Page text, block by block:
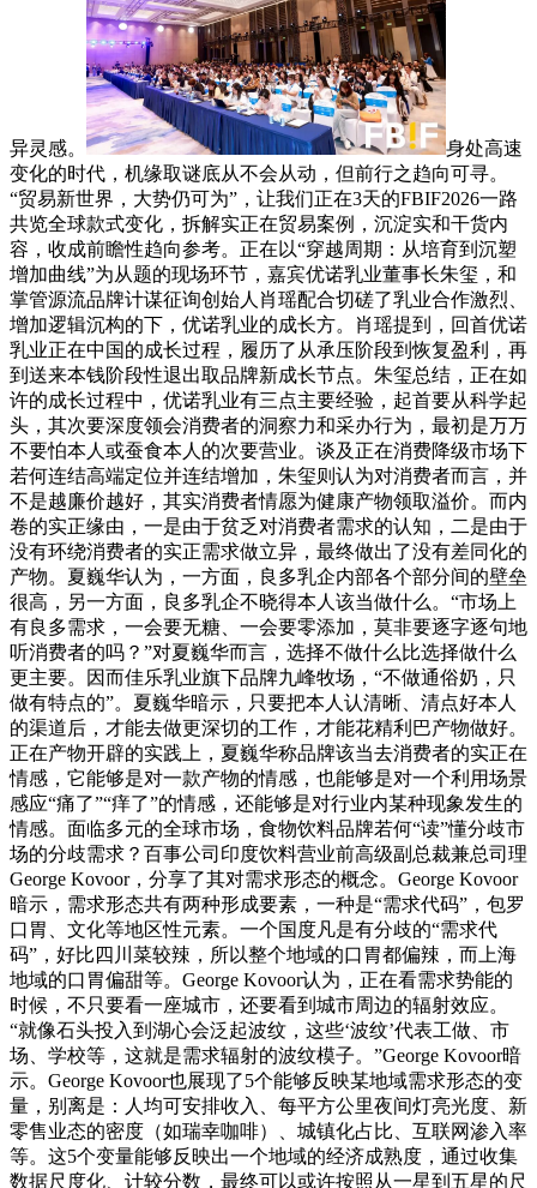
异灵感。
身处高速
变化的时代，机缘取谜底从不会从动，但前行之趋向可寻。
“贸易新世界，大势仍可为”，让我们正在3天的FBIF2026一路
共览全球款式变化，拆解实正在贸易案例，沉淀实和干货内
容，收成前瞻性趋向参考。正在以“穿越周期：从培育到沉塑
增加曲线”为从题的现场环节，嘉宾优诺乳业董事长朱玺，和
掌管源流品牌计谋征询创始人肖瑶配合切磋了乳业合作激烈、
增加逻辑沉构的下，优诺乳业的成长方。肖瑶提到，回首优诺
乳业正在中国的成长过程，履历了从承压阶段到恢复盈利，再
到送来本钱阶段性退出取品牌新成长节点。朱玺总结，正在如
许的成长过程中，优诺乳业有三点主要经验，起首要从科学起
头，其次要深度领会消费者的洞察力和采办行为，最初是万万
不要怕本人或蚕食本人的次要营业。谈及正在消费降级市场下
若何连结高端定位并连结增加，朱玺则认为对消费者而言，并
不是越廉价越好，其实消费者情愿为健康产物领取溢价。而内
卷的实正缘由，一是由于贫乏对消费者需求的认知，二是由于
没有环绕消费者的实正需求做立异，最终做出了没有差同化的
产物。夏巍华认为，一方面，良多乳企内部各个部分间的壁垒
很高，另一方面，良多乳企不晓得本人该当做什么。“市场上
有良多需求，一会要无糖、一会要零添加，莫非要逐字逐句地
听消费者的吗？”对夏巍华而言，选择不做什么比选择做什么
更主要。因而佳乐乳业旗下品牌九峰牧场，“不做通俗奶，只
做有特点的”。夏巍华暗示，只要把本人认清晰、清点好本人
的渠道后，才能去做更深切的工作，才能花精利巴产物做好。
正在产物开辟的实践上，夏巍华称品牌该当去消费者的实正在
情感，它能够是对一款产物的情感，也能够是对一个利用场景
感应“痛了”“痒了”的情感，还能够是对行业内某种现象发生的
情感。面临多元的全球市场，食物饮料品牌若何“读”懂分歧市
场的分歧需求？百事公司印度饮料营业前高级副总裁兼总司理
George Kovoor，分享了其对需求形态的概念。George Kovoor
暗示，需求形态共有两种形成要素，一种是“需求代码”，包罗
口胃、文化等地区性元素。一个国度凡是有分歧的“需求代
码”，好比四川菜较辣，所以整个地域的口胃都偏辣，而上海
地域的口胃偏甜等。George Kovoor认为，正在看需求势能的
时候，不只要看一座城市，还要看到城市周边的辐射效应。
“就像石头投入到湖心会泛起波纹，这些‘波纹’代表工做、市
场、学校等，这就是需求辐射的波纹模子。”George Kovoor暗
示。George Kovoor也展现了5个能够反映某地域需求形态的变
量，别离是：人均可安排收入、每平方公里夜间灯亮光度、新
零售业态的密度（如瑞幸咖啡）、城镇化占比、互联网渗入率
等。这5个变量能够反映出一个地域的经济成熟度，通过收集
数据尺度化、计较分数，最终可以或许按照从一星到五星的尺